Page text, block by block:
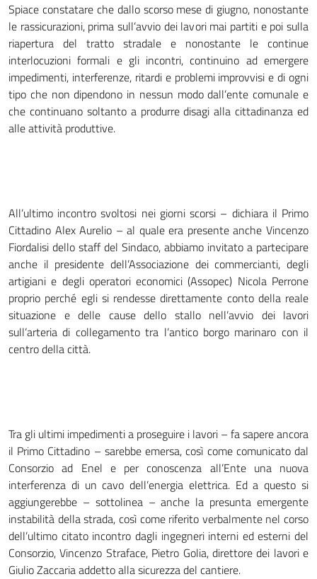
Spiace constatare che dallo scorso mese di giugno, nonostante
le rassicurazioni, prima sull’avvio dei lavori mai partiti e poi sulla
riapertura del tratto stradale e nonostante le continue
interlocuzioni formali e gli incontri, continuino ad emergere
impedimenti, interferenze, ritardi e problemi improvvisi e di ogni
tipo che non dipendono in nessun modo dall’ente comunale e
che continuano soltanto a produrre disagi alla cittadinanza ed
alle attività produttive.
All’ultimo incontro svoltosi nei giorni scorsi – dichiara il Primo
Cittadino Alex Aurelio – al quale era presente anche Vincenzo
Fiordalisi dello staff del Sindaco, abbiamo invitato a partecipare
anche il presidente dell’Associazione dei commercianti, degli
artigiani e degli operatori economici (Assopec) Nicola Perrone
proprio perché egli si rendesse direttamente conto della reale
situazione e delle cause dello stallo nell’avvio dei lavori
sull’arteria di collegamento tra l’antico borgo marinaro con il
centro della città.
Tra gli ultimi impedimenti a proseguire i lavori – fa sapere ancora
il Primo Cittadino – sarebbe emersa, così come comunicato dal
Consorzio ad Enel e per conoscenza all’Ente una nuova
interferenza di un cavo dell’energia elettrica. Ed a questo si
aggiungerebbe – sottolinea – anche la presunta emergente
instabilità della strada, così come riferito verbalmente nel corso
dell’ultimo citato incontro dagli ingegneri interni ed esterni del
Consorzio, Vincenzo Straface, Pietro Golia, direttore dei lavori e
Giulio Zaccaria addetto alla sicurezza del cantiere.